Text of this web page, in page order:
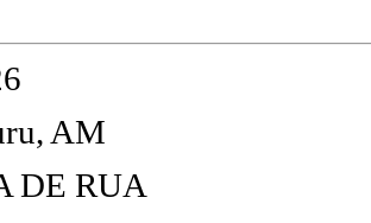
AM
DE RUA